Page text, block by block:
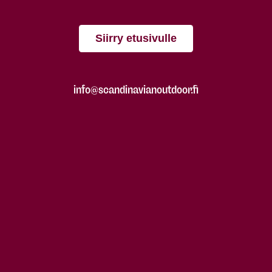
Siirry etusivulle
info@scandinavianoutdoor.fi